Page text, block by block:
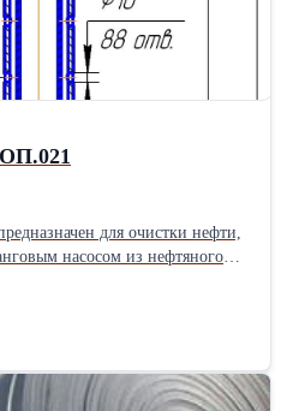
для очистки нефти,
насосом из нефтяного
соединительных муфт,
детали якоря за исключением
НКТ73 ГОСТ 633-80 с шагом
из затрубного пространства
Ø10мм. Характеристики: -